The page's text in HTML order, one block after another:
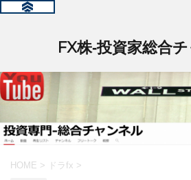
FX株‐投資家総合
HOME > ドラfx >